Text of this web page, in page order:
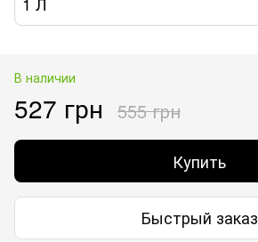
В наличии
527 грн 555 грн
Купить
Быстрый заказ